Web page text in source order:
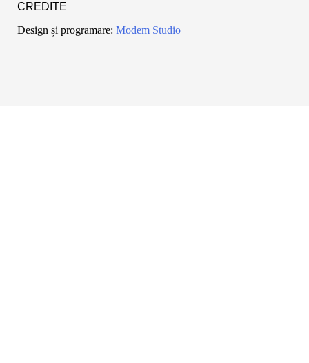
CREDITE
Design și programare: Modem Studio